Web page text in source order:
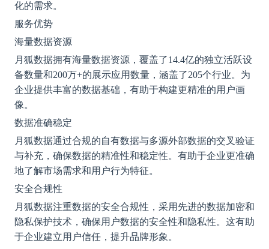
化的需求。
服务优势
海量数据资源
月狐数据拥有海量数据资源，覆盖了14.4亿的独立活跃设
备数量和200万+的展示应用数量，涵盖了205个行业。为
企业提供丰富的数据基础，有助于构建更精准的用户画
像。
数据准确稳定
月狐数据通过合规的自有数据与多源外部数据的交叉验证
与补充，确保数据的精准性和稳定性。有助于企业更准确
地了解市场需求和用户行为特征。
安全合规性
月狐数据注重数据的安全合规性，采用先进的数据加密和
隐私保护技术，确保用户数据的安全性和隐私性。这有助
于企业建立用户信任，提升品牌形象。